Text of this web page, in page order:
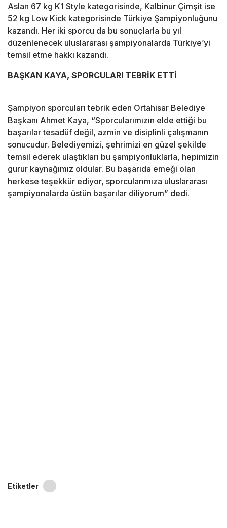
Aslan 67 kg K1 Style kategorisinde, Kalbinur Çimşit ise
52 kg Low Kick kategorisinde Türkiye Şampiyonluğunu
kazandı. Her iki sporcu da bu sonuçlarla bu yıl
düzenlenecek uluslararası şampiyonalarda Türkiye’yi
temsil etme hakkı kazandı.
BAŞKAN KAYA, SPORCULARI TEBRİK ETTİ
Şampiyon sporcuları tebrik eden Ortahisar Belediye
Başkanı Ahmet Kaya, “Sporcularımızın elde ettiği bu
başarılar tesadüf değil, azmin ve disiplinli çalışmanın
sonucudur. Belediyemizi, şehrimizi en güzel şekilde
temsil ederek ulaştıkları bu şampiyonluklarla, hepimizin
gurur kaynağımız oldular. Bu başarıda emeği olan
herkese teşekkür ediyor, sporcularımıza uluslararası
şampiyonalarda üstün başarılar diliyorum” dedi.
Etiketler